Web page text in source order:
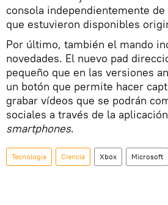
consola independientemente
que estuvieron disponibles
Por último, también el mando
novedades. El nuevo pad
pequeño que en las versiones
un botón que permite hacer
grabar vídeos que se podrán
sociales a través de la
smartphones.
Tecnología Ciencia Xbox Microsoft